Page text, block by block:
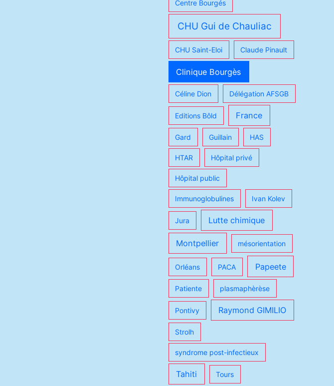
Centre Bourgés
CHU Gui de Chauliac
CHU Saint-Eloi Claude Pinault
Clinique Bourgès
Céline Dion Délégation AFSGB
Editions Bôld France
Gard Guillain HAS
HTAR Hôpital privé
Hôpital public
Immunoglobulines Ivan Kolev
Jura Lutte chimique
Montpellier mésorientation
Orléans PACA Papeete
Patiente plasmaphèrèse
Pontivy Raymond GIMILIO
Strolh
syndrome post-infectieux
Tahiti Tours